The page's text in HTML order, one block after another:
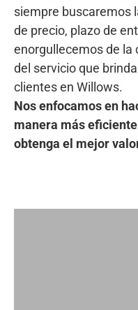
siempre buscaremos
de precio, plazo de
enorgullecemos de la
del servicio que
clientes en Willows.
Nos enfocamos en
manera más
obtenga el mejor